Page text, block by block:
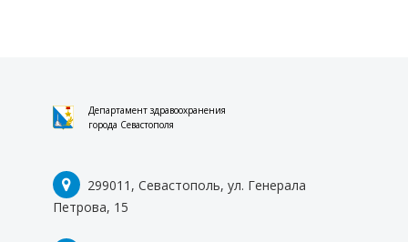
Департамент здравоохранения
города Севастополя
299011, Севастополь, ул. Генерала
Петрова, 15